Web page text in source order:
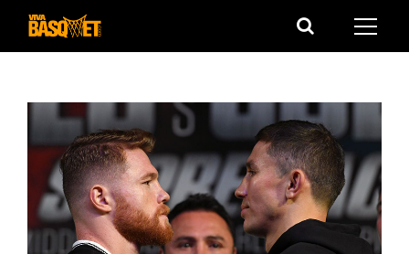
Saltar